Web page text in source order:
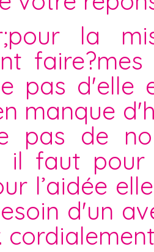
la
pas
manque
pas de
il faut pour
l’aidée
d'un